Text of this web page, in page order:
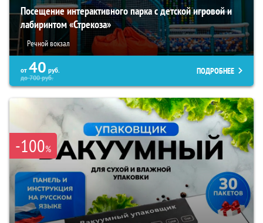
Посещение интерактивного парка с детской игровой и
лабиринтом «Стрекоза»
Речной вокзал
от 40 руб.
до700руб.
ПОДРОБНЕЕ
-100%